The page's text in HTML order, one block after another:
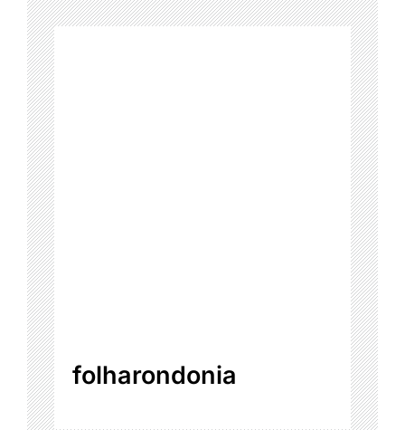
folharondonia